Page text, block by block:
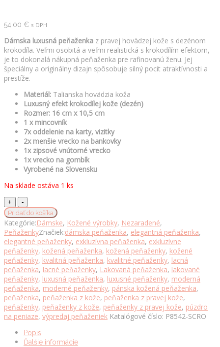
54.00 € s DPH
Dámska luxusná peňaženka z pravej hovädzej kože s dezénom
krokodíla. Veľmi osobitá a veľmi realistická s krokodílím efektom,
je to dokonalá nákupná peňaženka pre rafinovanú ženu. Jej
špeciálny a originálny dizajn spôsobuje silný pocit atraktívnosti a
prestíže.
Materiál: Talianska hovädzia koža
Luxusný efekt krokodílej kože (dezén)
Rozmer: 16 cm x 10,5 cm
1 x mincovník
7x oddelenie na karty, vizitky
2x menšie vrecko na bankovky
1x zipsové vnútorné vrecko
1x vrecko na gombík
Vyrobené na Slovensku
Na sklade ostáva 1 ks
Dámska
luxusná
kožená
peňaženka
s
dezénom
krokodíla
v
šedej
farbe
množstvo
Pridať do košíka
Kategórie:Dámske, Kožené výrobky, Nezaradené,
PeňaženkyZnačiek:dámska peňaženka, elegantná peňaženka,
elegantné peňaženky, exkluzívna peňaženka, exkluzívne
peňaženky, kožená peňaženka, kožená peňaženky, kožené
peňaženky, kvalitná peňaženka, kvalitné peňaženky, lacná
peňaženka, lacné peňaženky, Lakovaná peňaženka, lakované
peňaženky, luxusná peňaženka, luxusné peňaženky, moderná
peňaženka, moderné peňaženky, pánska kožená peňaženka,
peňaženka, peňaženka z kože, peňaženka z pravej kože,
peňaženky, peňaženky z kože, peňaženky z pravej kože, púzdro
na peniaze, výpredaj peňaženiek Katalógové číslo: P8542-SCRO
Popis
Ďalšie informácie